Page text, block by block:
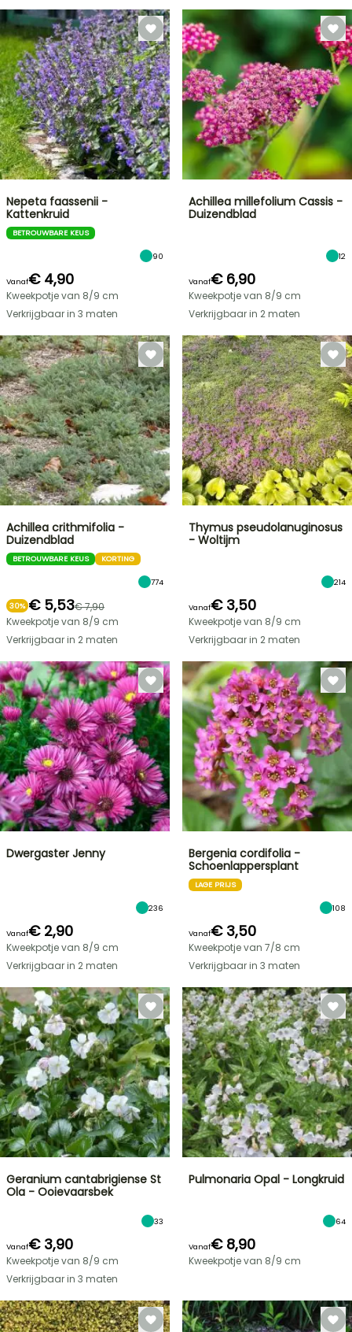
Nepeta faassenii -
Kattenkruid
BETROUWBARE KEUS
90
Vanaf€ 4,90
Kweekpotje van 8/9 cm
Verkrijgbaar in 3 maten
Achillea millefolium Cassis -
Duizendblad
12
Vanaf€ 6,90
Kweekpotje van 8/9 cm
Verkrijgbaar in 2 maten
Achillea crithmifolia -
Duizendblad
BETROUWBARE KEUS KORTING
774
30% € 5,53€ 7,90
Kweekpotje van 8/9 cm
Verkrijgbaar in 2 maten
Thymus pseudolanuginosus
- Woltijm
214
Vanaf€ 3,50
Kweekpotje van 8/9 cm
Verkrijgbaar in 2 maten
Dwergaster Jenny
236
Vanaf€ 2,90
Kweekpotje van 8/9 cm
Verkrijgbaar in 2 maten
Bergenia cordifolia -
Schoenlappersplant
LAGE PRIJS
108
Vanaf€ 3,50
Kweekpotje van 7/8 cm
Verkrijgbaar in 3 maten
Geranium cantabrigiense St
Ola - Ooievaarsbek
33
Vanaf€ 3,90
Kweekpotje van 8/9 cm
Verkrijgbaar in 3 maten
Pulmonaria Opal - Longkruid
64
Vanaf€ 8,90
Kweekpotje van 8/9 cm